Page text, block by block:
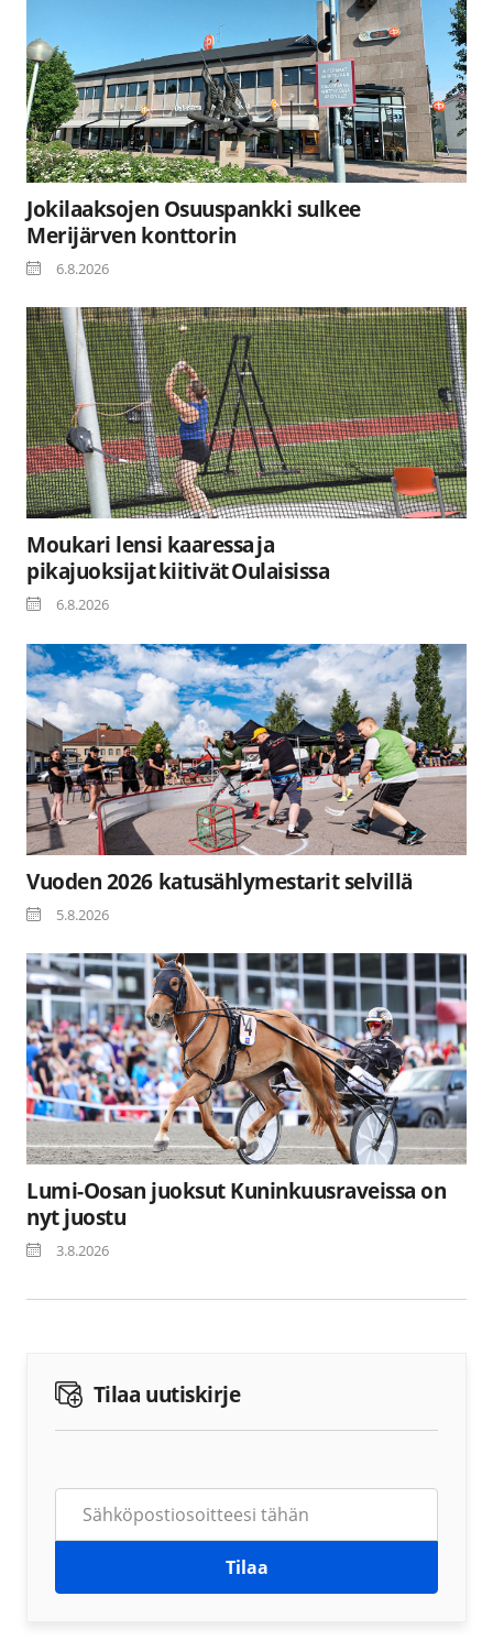
Jokilaaksojen Osuuspankki sulkee
Merijärven konttorin
6.8.2026
Moukari lensi kaaressa ja
pikajuoksijat kiitivät Oulaisissa
6.8.2026
Vuoden 2026 katusählymestarit selvillä
5.8.2026
Lumi-Oosan juoksut Kuninkuusraveissa on
nyt juostu
3.8.2026
Tilaa uutiskirje
Tilaa